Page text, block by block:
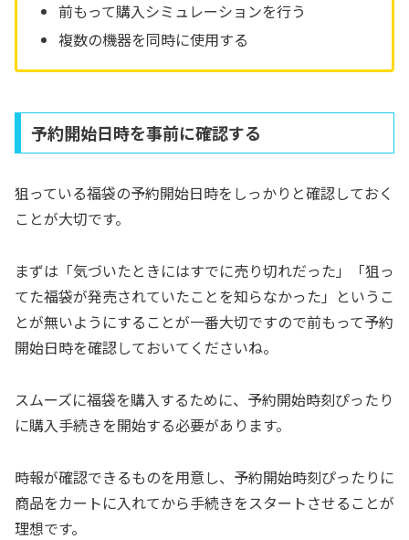
前もって購入シミュレーションを行う
複数の機器を同時に使用する
予約開始日時を事前に確認する
狙っている福袋の予約開始日時をしっかりと確認しておく
ことが大切です。
まずは「気づいたときにはすでに売り切れだった」「狙っ
てた福袋が発売されていたことを知らなかった」というこ
とが無いようにすることが一番大切ですので前もって予約
開始日時を確認しておいてくださいね。
スムーズに福袋を購入するために、予約開始時刻ぴったり
に購入手続きを開始する必要があります。
時報が確認できるものを用意し、予約開始時刻ぴったりに
商品をカートに入れてから手続きをスタートさせることが
理想です。